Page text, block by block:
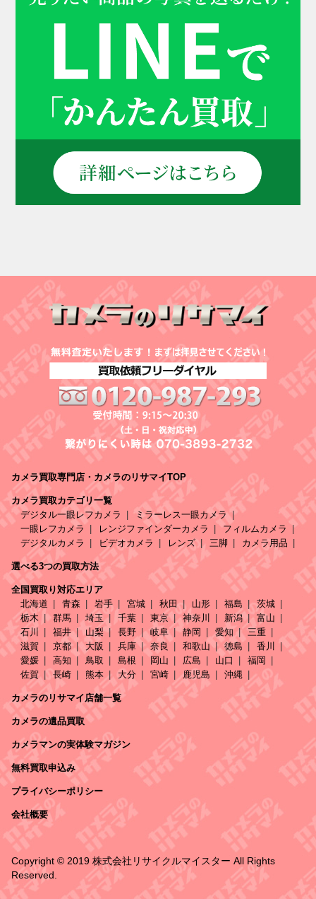
カメラ買取専門店・カメラのリサマイTOP
カメラ買取カテゴリ一覧
デジタル一眼レフカメラ
ミラーレス一眼カメラ
一眼レフカメラ
レンジファインダーカメラ
フィルムカメラ
デジタルカメラ
ビデオカメラ レンズ 三脚 カメラ用品
選べる3つの買取方法
全国買取り対応エリア
北海道
青森 岩手 宮城 秋田 山形 福島
茨城
栃木
群馬 埼玉 千葉 東京 神奈川 新潟
富山
石川
福井 山梨 長野 岐阜 静岡 愛知
三重
滋賀
京都 大阪 兵庫 奈良 和歌山 徳島
香川
愛媛
高知 鳥取 島根 岡山 広島 山口
福岡
佐賀
長崎 熊本 大分 宮崎 鹿児島 沖縄
カメラのリサマイ店舗一覧
カメラの遺品買取
カメラマンの実体験マガジン
無料買取申込み
プライバシーポリシー
会社概要
Copyright © 2019 株式会社リサイクルマイスター All Rights
Reserved.